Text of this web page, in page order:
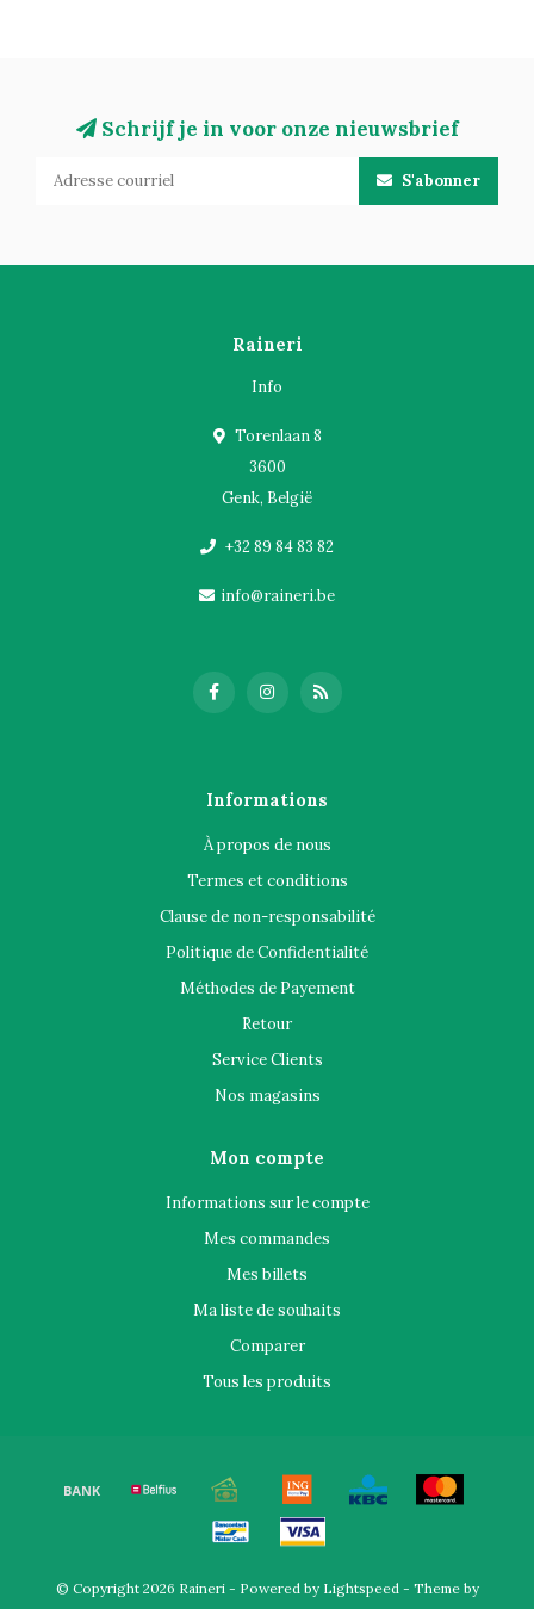
Schrijf je in voor onze nieuwsbrief
S'abonner
Raineri
Info
Torenlaan 8
3600
Genk, België
+32 89 84 83 82
info@raineri.be
Informations
À propos de nous
Termes et conditions
Clause de non-responsabilité
Politique de Confidentialité
Méthodes de Payement
Retour
Service Clients
Nos magasins
Mon compte
Informations sur le compte
Mes commandes
Mes billets
Ma liste de souhaits
Comparer
Tous les produits
© Copyright 2026 Raineri - Powered by Lightspeed- Theme by